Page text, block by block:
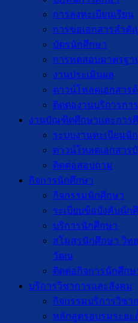
การลงทะเบียนเรียน
การขอเอกสารสำคั
บัตรนักศึกษา
การทดสอบมาตรฐ
งานประเมินผล
ดาวน์โหลดเอกสาร
ติดต่องานบริการกา
งานบัณฑิตศึกษาเเละการ
ระบบงานทะเบียนนั
ดาวน์โหลดเอกสา
ติดต่อสอบถาม
กิจการนักศึกษา
กิจกรรมนักศึกษา
ระเบียบข้อบังคับนัก
บริการนักศึกษา
สโมสรนักศึกษา วิท
วัฒน
ติดต่อกิจการนักศึกษ
บริการวิชาการและสังคม
กิจกรรมบริการวิชา
หลักสูตรอบรมระยะ